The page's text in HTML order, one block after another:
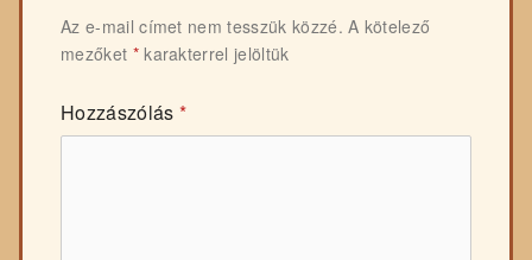
Az e-mail címet nem tesszük közzé. A kötelező
mezőket *karakterrel jelöltük
Hozzászólás *